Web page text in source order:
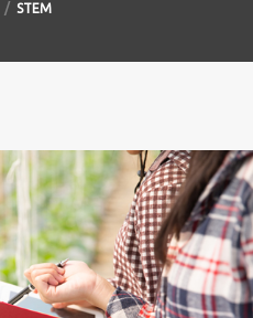
STEM